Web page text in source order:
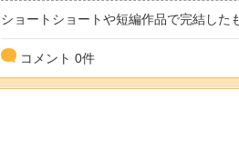
ショートショートや短編作品で完結した
コメント 0件